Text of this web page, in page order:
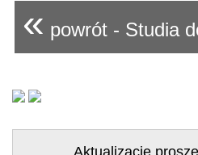
« powrót - Studia
Aktualizacje